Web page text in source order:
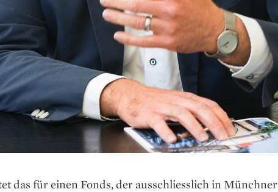
das für einen Fonds, der ausschliesslich in Münchner